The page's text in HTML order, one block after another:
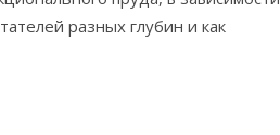
разных глубин и как